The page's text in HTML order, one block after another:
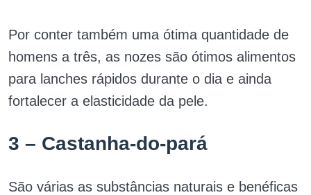
Por conter também uma ótima quantidade de
homens a três, as nozes são ótimos alimentos
para lanches rápidos durante o dia e ainda
fortalecer a elasticidade da pele.
3 – Castanha-do-pará
São várias as substâncias naturais e benéficas